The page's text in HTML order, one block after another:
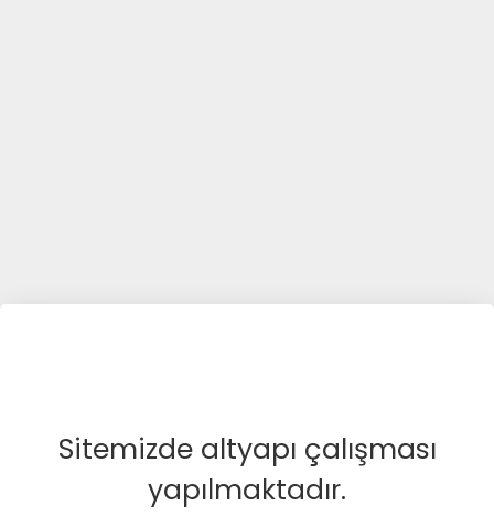
Sitemizde altyapı çalışması
yapılmaktadır.